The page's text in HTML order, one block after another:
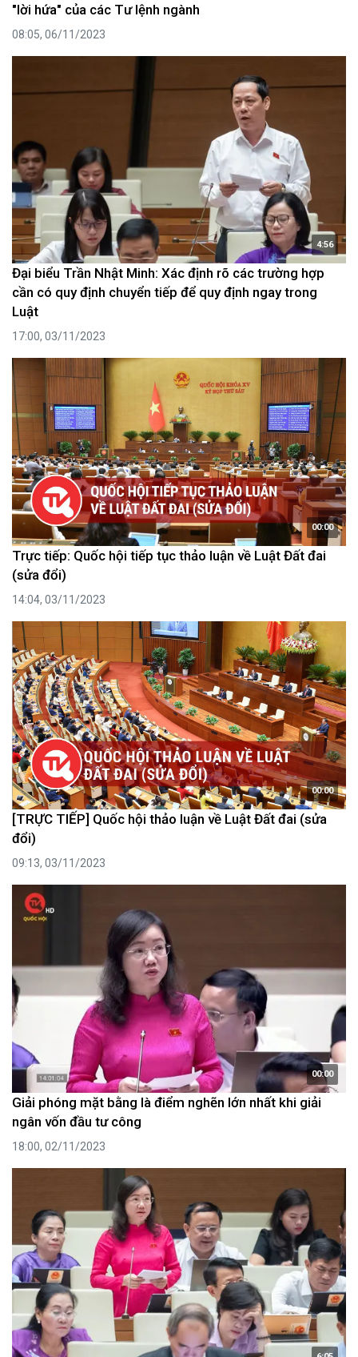
"lời hứa" của các Tư lệnh ngành
08:05, 06/11/2023
4:56
Đại biểu Trần Nhật Minh: Xác định rõ các trường hợp
cần có quy định chuyển tiếp để quy định ngay trong
Luật
17:00, 03/11/2023
00:00
Trực tiếp: Quốc hội tiếp tục thảo luận về Luật Đất đai
(sửa đổi)
14:04, 03/11/2023
00:00
[TRỰC TIẾP] Quốc hội thảo luận về Luật Đất đai (sửa
đổi)
09:13, 03/11/2023
00:00
Giải phóng mặt bằng là điểm nghẽn lớn nhất khi giải
ngân vốn đầu tư công
18:00, 02/11/2023